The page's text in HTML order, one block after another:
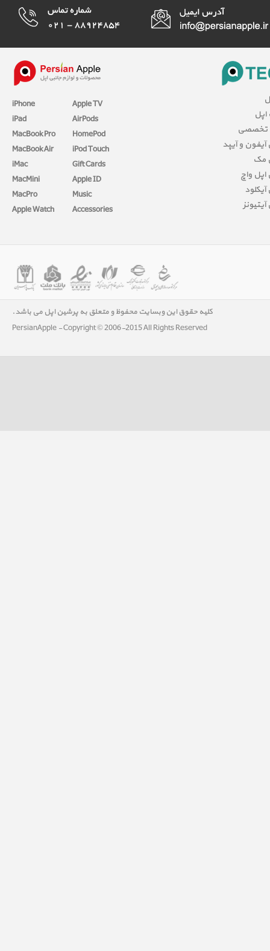
iPhone
iPad
MacBook Pro
MacBook Air
iMac
MacMini
MacPro
Apple Watch
Apple TV
AirPods
HomePod
iPod Touch
Gift Cards
Apple ID
Music
Accessories
اپل
تخصصی
و آیپد
مک
واچ
کلیه حقوق این وبسایت محفوظ و متعلق به پرشین اپل می باشد.
PersianApple - Copyright © 2006-2015 All Rights Reserved